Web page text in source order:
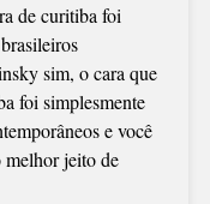
de curitiba foi
sim, o cara que
foi simplesmente
e você
melhor jeito de